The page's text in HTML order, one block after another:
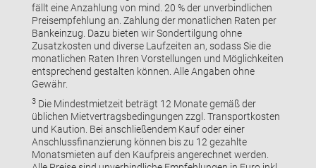
fällt eine Anzahlung von mind. 20 % der unverbindlichen
Preisempfehlung an. Zahlung der monatlichen Raten per
Bankeinzug. Dazu bieten wir Sondertilgung ohne
Zusatzkosten und diverse Laufzeiten an, sodass Sie die
monatlichen Raten Ihren Vorstellungen und Möglichkeiten
entsprechend gestalten können. Alle Angaben ohne
Gewähr.
3Die Mindestmietzeit beträgt 12 Monate gemäß der
üblichen Mietvertragsbedingungen zzgl. Transportkosten
und Kaution. Bei anschließendem Kauf oder einer
Anschlussfinanzierung können bis zu 12 gezahlte
Monatsmieten auf den Kaufpreis angerechnet werden.